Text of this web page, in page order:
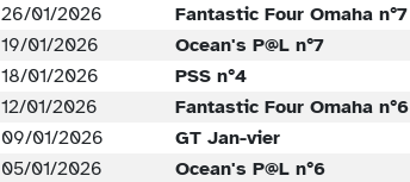
26/01/2026
Fantastic Four Omaha n°7
19/01/2026
Ocean's P@L n°7
18/01/2026
PSS n°4
12/01/2026
Fantastic Four Omaha n°6
09/01/2026
GT Jan-vier
05/01/2026
Ocean's P@L n°6